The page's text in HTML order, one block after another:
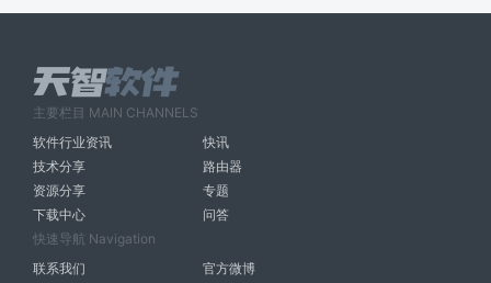
主要栏目 MAIN CHANNELS
软件行业资讯
快讯
技术分享
路由器
资源分享
专题
下载中心
问答
快速导航 Navigation
联系我们
官方微博